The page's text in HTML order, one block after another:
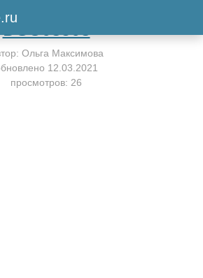
к мастер-классу
DSC08508
Ольга Максимова
12.03.2021
просмотров: 26